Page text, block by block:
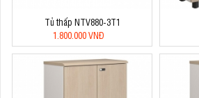
Tủ thấp NTV880-3T1
1.800.000 VNĐ